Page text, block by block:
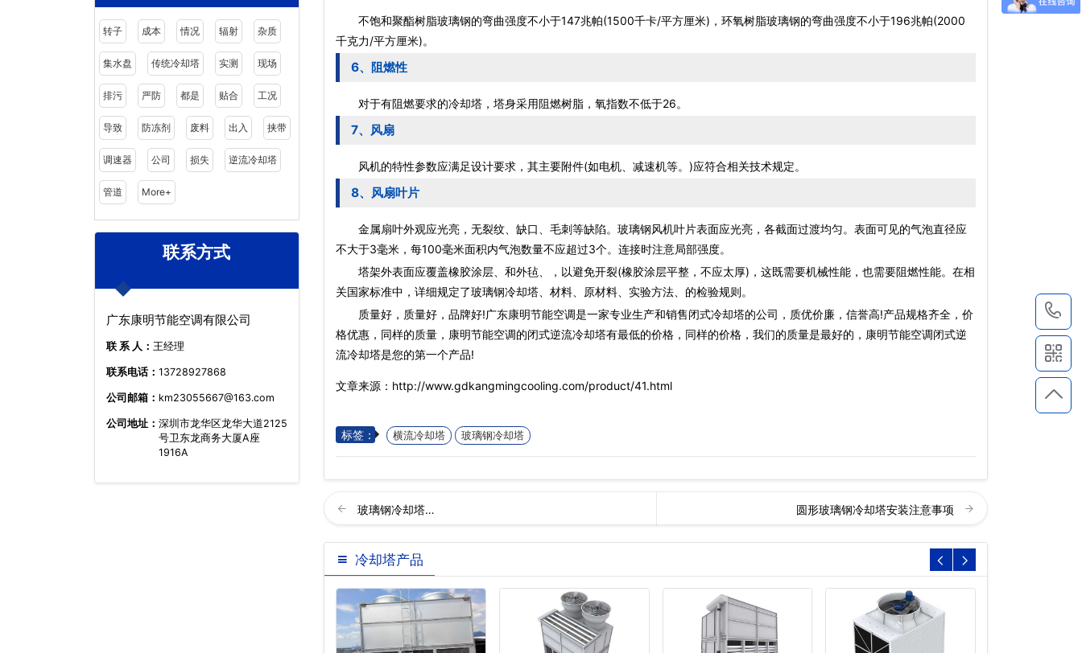
转子 成本 情况 辐射 杂质
集水盘 传统冷却塔 实测 现场
排污 严防 都是 贴合 工况
导致 防冻剂 废料 出入 挟带
调速器 公司 损失 逆流冷却塔
管道 More+
联系方式
广东康明节能空调有限公司
联 系 人： 王经理
联系电话： 13728927868
公司邮箱： km23055667@163.com
公司地址： 深圳市龙华区龙华大道2125
号卫东龙商务大厦A座
1916A
不饱和聚酯树脂玻璃钢的弯曲强度不小于147兆帕(1500千卡/平方厘米)，环氧树脂玻璃钢的弯曲强度不小于196兆帕(2000
千克力/平方厘米)。
6、阻燃性
对于有阻燃要求的冷却塔，塔身采用阻燃树脂，氧指数不低于26。
7、风扇
风机的特性参数应满足设计要求，其主要附件(如电机、减速机等。)应符合相关技术规定。
8、风扇叶片
金属扇叶外观应光亮，无裂纹、缺口、毛刺等缺陷。玻璃钢风机叶片表面应光亮，各截面过渡均匀。表面可见的气泡直径应
不大于3毫米，每100毫米面积内气泡数量不应超过3个。连接时注意局部强度。
塔架外表面应覆盖橡胶涂层、和外毡、，以避免开裂(橡胶涂层平整，不应太厚)，这既需要机械性能，也需要阻燃性能。在相
关国家标准中，详细规定了玻璃钢冷却塔、材料、原材料、实验方法、的检验规则。
质量好，质量好，品牌好!广东康明节能空调是一家专业生产和销售闭式冷却塔的公司，质优价廉，信誉高!产品规格齐全，价
格优惠，同样的质量，康明节能空调的闭式逆流冷却塔有最低的价格，同样的价格，我们的质量是最好的，康明节能空调闭式逆
流冷却塔是您的第一个产品!
文章来源：http://www.gdkangmingcooling.com/product/41.html
标签： 横流冷却塔 玻璃钢冷却塔
玻璃钢冷却塔… 圆形玻璃钢冷却塔安装注意事项
冷却塔产品